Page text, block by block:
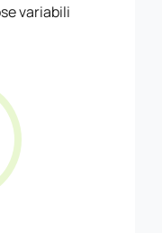
variabili